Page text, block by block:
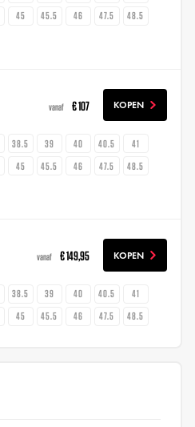
45 45.5 46 47.5
48.5
vanaf € 107 KOPEN
38.5 39 40 40.5
41
45 45.5 46 47.5
48.5
vanaf € 149,95 KOPEN
38.5 39 40 40.5
41
45 45.5 46 47.5 48.5